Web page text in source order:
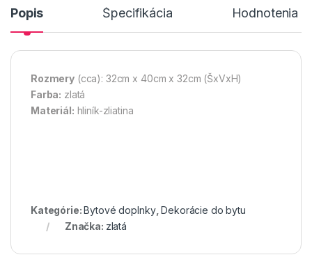
Popis Špecifikácia Hodnotenia
Rozmery (cca): 32cm x 40cm x 32cm (ŠxVxH)
Farba: zlatá
Materiál: hliník-zliatina
Kategórie:Bytové doplnky,Dekorácie do bytu
Značka: zlatá